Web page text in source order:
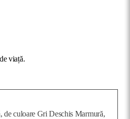
viață.
de culoare Gri Deschis Marmură,